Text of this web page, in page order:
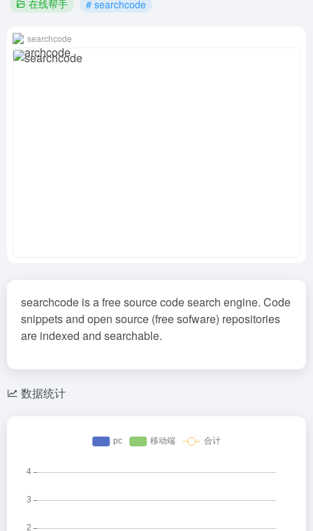
在线帮手 # searchcode
searchcode
searchcode is a free source code search engine. Code
snippets and open source (free sofware) repositories
are indexed and searchable.
数据统计